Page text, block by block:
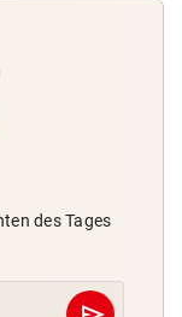
des Tages